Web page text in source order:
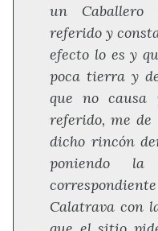
un Caballero
referido y
efecto lo es y
poca tierra y
que no
referido, me
dicho rincón
poniendo
Calatrava con